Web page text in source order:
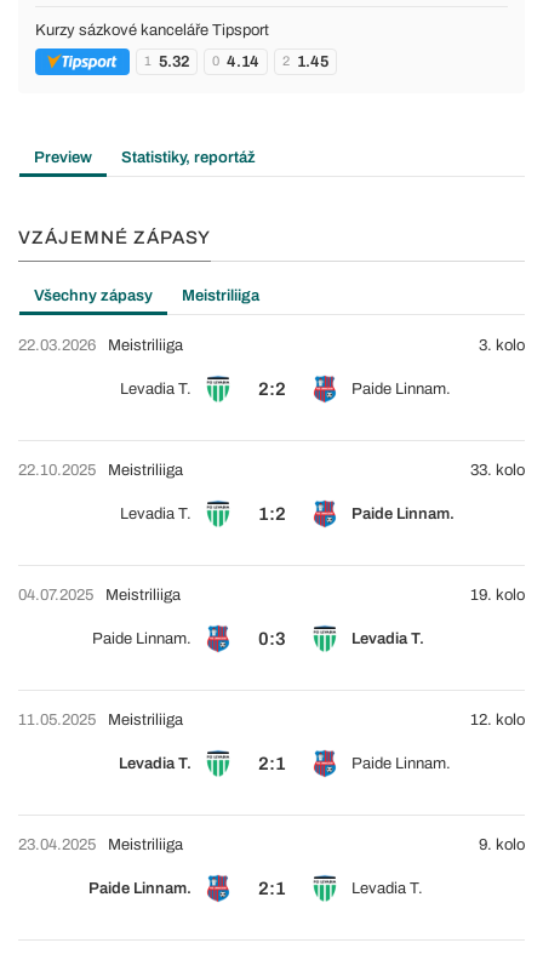
Kurzy sázkové kanceláře Tipsport
1 5.32 0 4.14 2 1.45
Preview Statistiky, reportáž
VZÁJEMNÉ ZÁPASY
Všechny zápasy Meistriliiga
22.03.2026
Levadia T. 2:2 Paide Linnam.
Meistriliiga 3. kolo
22.10.2025
Levadia T. 1:2 Paide Linnam.
Meistriliiga 33. kolo
04.07.2025
Paide Linnam. 0:3 Levadia T.
Meistriliiga 19. kolo
11.05.2025
Levadia T. 2:1 Paide Linnam.
Meistriliiga 12. kolo
23.04.2025
Paide Linnam. 2:1 Levadia T.
Meistriliiga 9. kolo